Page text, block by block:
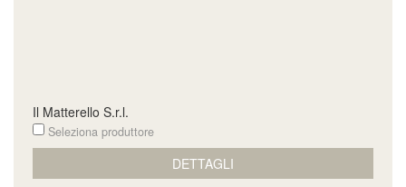
Il Matterello S.r.l.
Seleziona produttore
DETTAGLI